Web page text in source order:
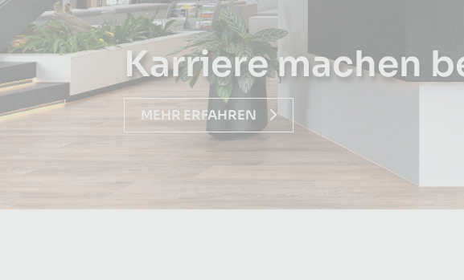
Karriere machen
MEHR ERFAHREN